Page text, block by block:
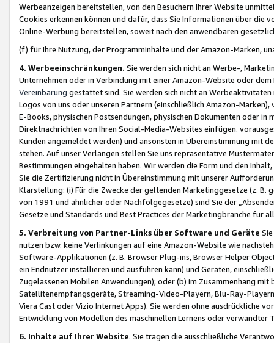
Werbeanzeigen bereitstellen, von den Besuchern Ihrer Website
Cookies erkennen können und dafür, dass Sie Informationen über die
Online-Werbung bereitstellen, soweit nach den anwendbaren
(f) für Ihre Nutzung, der Programminhalte und der Amazon-Marken,
4. Werbeeinschränkungen. Sie werden sich nicht an Werbe-,
Unternehmen oder in Verbindung mit einer Amazon-Website oder
Vereinbarung gestattet sind. Sie werden sich nicht an
Logos von uns oder unseren Partnern (einschließlich Amazon-
E-Books, physischen Postsendungen, physischen Dokumenten oder in
Direktnachrichten von Ihren Social-Media-Websites einfügen.
Kunden angemeldet werden) und ansonsten in Übereinstimmung mit
stehen. Auf unser Verlangen stellen Sie uns repräsentative
Bestimmungen eingehalten haben. Wir werden die Form und den
Sie die Zertifizierung nicht in Übereinstimmung mit unserer
Klarstellung: (i) Für die Zwecke der geltenden Marketinggesetze (z. B.
von 1991 und ähnlicher oder Nachfolgegesetze) sind Sie der
Gesetze und Standards und Best Practices der Marketingbranche für
5. Verbreitung von Partner-Links über Software und Geräte
nutzen bzw. keine Verlinkungen auf eine Amazon-Website wie
Software-Applikationen (z. B. Browser Plug-ins, Browser Helper
ein Endnutzer installieren und ausführen kann) und Geräten,
Zugelassenen Mobilen Anwendungen); oder (b) im Zusammenhang
Satellitenempfangsgeräte, Streaming-Video-Playern, Blu-Ray-
Viera Cast oder Vizio Internet Apps). Sie werden ohne ausdrückliche
Entwicklung von Modellen des maschinellen Lernens oder
6. Inhalte auf Ihrer Website. Sie tragen die ausschließliche